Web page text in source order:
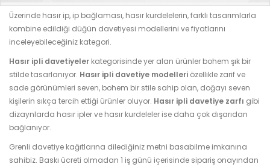
Üzerinde hasır ip, ip bağlaması, hasır kurdelelerin, farklı tasarımlarla
kombine edildiği düğün davetiyesi modellerini ve fiyatlarını
inceleyebileceğiniz kategori.
Hasır ipli davetiyeler kategorisinde yer alan ürünler bohem şık bir
stilde tasarlanıyor. Hasır ipli davetiye modelleri özellikle zarif ve
sade görünümleri seven, bohem bir stile sahip olan, doğayı seven
kişilerin sıkça tercih ettiği ürünler oluyor. Hasır ipli davetiye zarfı gibi
dizaynlarda hasır ipler ve hasır kurdeleler ise daha çok dışarıdan
bağlanıyor.
Grenli davetiye kağıtlarına dilediğiniz metni basabilme imkanına
sahibiz. Baskı ücreti olmadan 1 iş günü içerisinde sipariş onayından